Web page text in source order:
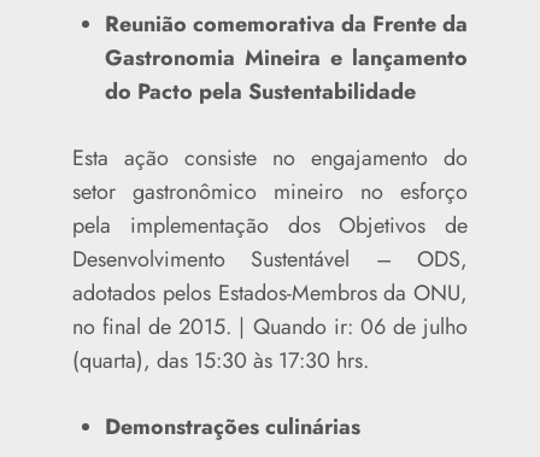
Reunião comemorativa da Frente da
Gastronomia Mineira e lançamento
do Pacto pela Sustentabilidade
Esta ação consiste no engajamento do
setor gastronômico mineiro no esforço
pela implementação dos Objetivos de
Desenvolvimento Sustentável – ODS,
adotados pelos Estados-Membros da ONU,
no final de 2015. | Quando ir: 06 de julho
(quarta), das 15:30 às 17:30 hrs.
Demonstrações culinárias